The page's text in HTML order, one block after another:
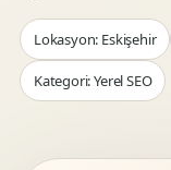
Lokasyon: Eskişehir
Kategori: Yerel SEO